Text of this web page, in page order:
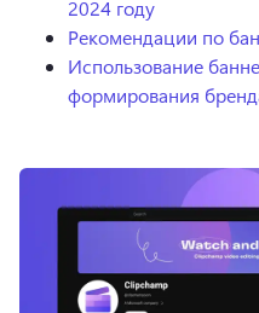
2024 году
Рекомендации по
Использование
формирования